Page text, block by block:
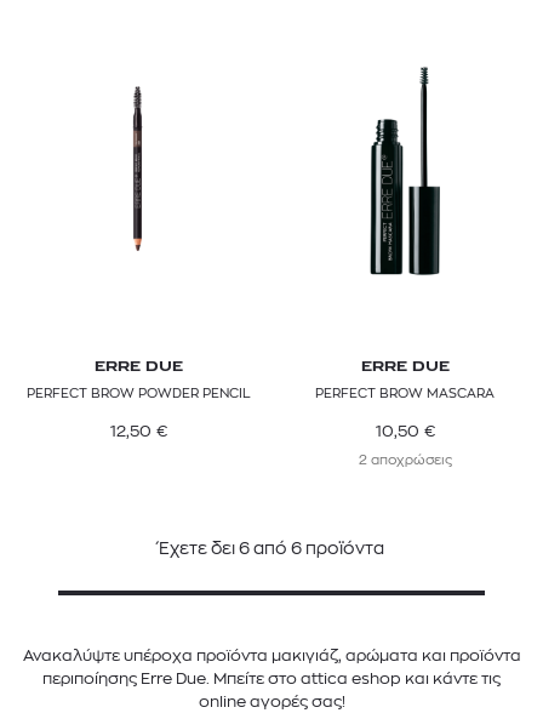
ERRE DUE
PERFECT BROW POWDER PENCIL
12,50 €
ERRE DUE
PERFECT BROW MASCARA
10,50 €
2 αποχρώσεις
Έχετε δει 6 από 6 προϊόντα
Ανακαλύψτε υπέροχα προϊόντα μακιγιάζ, αρώματα και προϊόντα
περιποίησης Erre Due. Μπείτε στο attica eshop και κάντε τις
online αγορές σας!